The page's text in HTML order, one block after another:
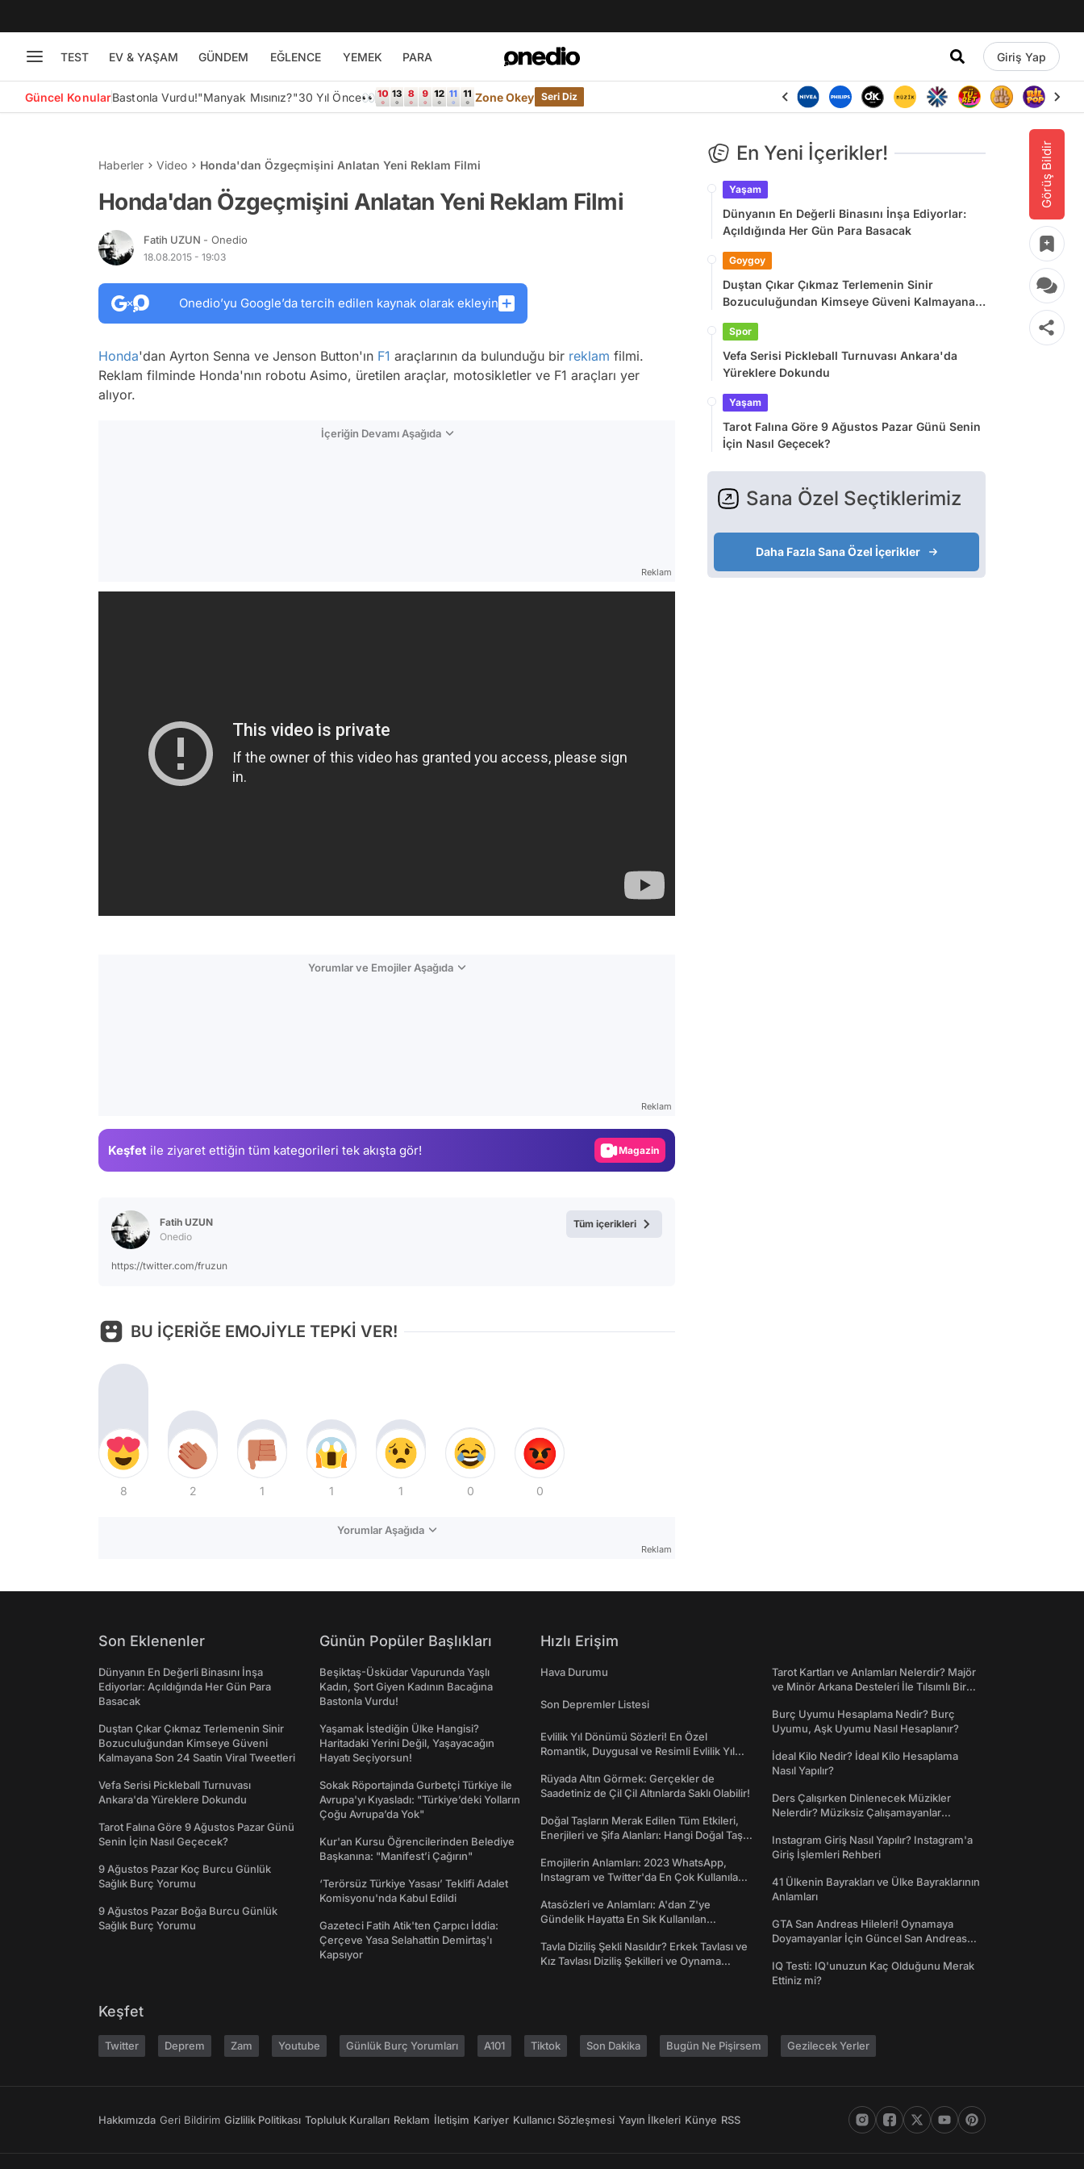
TEST EV & YAŞAM GÜNDEM EĞLENCE YEMEK PARA Giriş Yap
Güncel KonularBastonla Vurdu!"Manyak Mısınız?"30 Yıl Önce👀 Zone Okey Seri Diz
Görüş Bildir
Haberler Video Honda'dan Özgeçmişini Anlatan Yeni Reklam Filmi
Honda'dan Özgeçmişini Anlatan Yeni Reklam Filmi
Fatih UZUN - Onedio
18.08.2015 - 19:03
Onedio’yu Google’da tercih edilen kaynak olarak ekleyin
Honda'dan Ayrton Senna ve Jenson Button'ın F1 araçlarının da bulunduğu bir reklam filmi.
Reklam filminde Honda'nın robotu Asimo, üretilen araçlar, motosikletler ve F1 araçları yer
alıyor.
İçeriğin Devamı Aşağıda
Reklam
Yorumlar ve Emojiler Aşağıda
Reklam
Keşfet ile ziyaret ettiğin tüm kategorileri tek akışta gör! Magazin
Fatih UZUN
Onedio
https://twitter.com/fruzun
Tüm içerikleri
BU İÇERİĞE EMOJİYLE TEPKİ VER!
8 2 1 1 1 0 0
Yorumlar Aşağıda
Reklam
En Yeni İçerikler!
Yaşam
Dünyanın En Değerli Binasını İnşa Ediyorlar:
Açıldığında Her Gün Para Basacak
Goygoy
Duştan Çıkar Çıkmaz Terlemenin Sinir
Bozuculuğundan Kimseye Güveni Kalmayana
Spor
Vefa Serisi Pickleball Turnuvası Ankara'da
Yüreklere Dokundu
Yaşam
Tarot Falına Göre 9 Ağustos Pazar Günü Senin
İçin Nasıl Geçecek?
Sana Özel Seçtiklerimiz
Daha Fazla Sana Özel İçerikler
Son Eklenenler
Dünyanın En Değerli Binasını İnşa
Ediyorlar: Açıldığında Her Gün Para
Basacak
Duştan Çıkar Çıkmaz Terlemenin Sinir
Bozuculuğundan Kimseye Güveni
Kalmayana Son 24 Saatin Viral Tweetleri
Vefa Serisi Pickleball Turnuvası
Ankara'da Yüreklere Dokundu
Tarot Falına Göre 9 Ağustos Pazar Günü
Senin İçin Nasıl Geçecek?
9 Ağustos Pazar Koç Burcu Günlük
Sağlık Burç Yorumu
9 Ağustos Pazar Boğa Burcu Günlük
Sağlık Burç Yorumu
Günün Popüler Başlıkları
Beşiktaş-Üsküdar Vapurunda Yaşlı
Kadın, Şort Giyen Kadının Bacağına
Bastonla Vurdu!
Yaşamak İstediğin Ülke Hangisi?
Haritadaki Yerini Değil, Yaşayacağın
Hayatı Seçiyorsun!
Sokak Röportajında Gurbetçi Türkiye ile
Avrupa'yı Kıyasladı: "Türkiye’deki Yolların
Çoğu Avrupa’da Yok"
Kur'an Kursu Öğrencilerinden Belediye
Başkanına: "Manifest’i Çağırın"
‘Terörsüz Türkiye Yasası’ Teklifi Adalet
Komisyonu'nda Kabul Edildi
Gazeteci Fatih Atik'ten Çarpıcı İddia:
Çerçeve Yasa Selahattin Demirtaş'ı
Kapsıyor
Hızlı Erişim
Hava Durumu
Son Depremler Listesi
Evlilik Yıl Dönümü Sözleri! En Özel
Romantik, Duygusal ve Resimli Evlilik Yıl
Rüyada Altın Görmek: Gerçekler de
Saadetiniz de Çil Çil Altınlarda Saklı Olabilir!
Doğal Taşların Merak Edilen Tüm Etkileri,
Enerjileri ve Şifa Alanları: Hangi Doğal Taş
Emojilerin Anlamları: 2023 WhatsApp,
Instagram ve Twitter'da En Çok Kullanılan
Atasözleri ve Anlamları: A'dan Z'ye
Gündelik Hayatta En Sık Kullanılan
Tavla Diziliş Şekli Nasıldır? Erkek Tavlası ve
Kız Tavlası Diziliş Şekilleri ve Oynama
Tarot Kartları ve Anlamları Nelerdir? Majör
ve Minör Arkana Desteleri İle Tılsımlı Bir
Burç Uyumu Hesaplama Nedir? Burç
Uyumu, Aşk Uyumu Nasıl Hesaplanır?
İdeal Kilo Nedir? İdeal Kilo Hesaplama
Nasıl Yapılır?
Ders Çalışırken Dinlenecek Müzikler
Nelerdir? Müziksiz Çalışamayanlar
Instagram Giriş Nasıl Yapılır? Instagram'a
Giriş İşlemleri Rehberi
41 Ülkenin Bayrakları ve Ülke Bayraklarının
Anlamları
GTA San Andreas Hileleri! Oynamaya
Doyamayanlar İçin Güncel San Andreas
IQ Testi: IQ'unuzun Kaç Olduğunu Merak
Ettiniz mi?
Keşfet
Twitter Deprem Zam Youtube Günlük Burç Yorumları A101 Tiktok Son Dakika Bugün Ne Pişirsem Gezilecek Yerler
Hakkımızda Geri Bildirim Gizlilik Politikası Topluluk Kuralları Reklam İletişim Kariyer Kullanıcı Sözleşmesi Yayın İlkeleri Künye RSS